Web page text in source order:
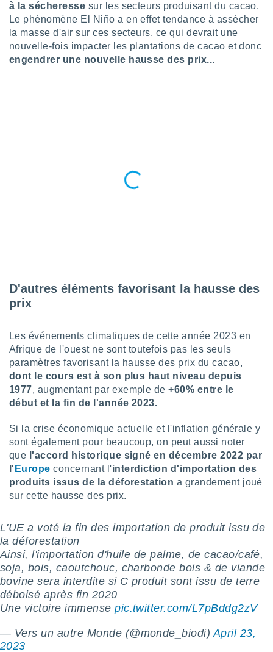
des
notre
le
en
ce site
sur
ce
à
en
«
» ou
de
nos
à la sécheresse sur les secteurs produisant du cacao.
Le phénomène El Niño a en effet tendance à assécher
la masse d'air sur ces secteurs, ce qui devrait une
nouvelle-fois impacter les plantations de cacao et donc
engendrer une nouvelle hausse des prix...
D'autres éléments favorisant la hausse des
prix
Les événements climatiques de cette année 2023 en
Afrique de l'ouest ne sont toutefois pas les seuls
paramètres favorisant la hausse des prix du cacao,
dont le cours est à son plus haut niveau depuis
1977, augmentant par exemple de+60% entre le
début et la fin de l'année 2023.
Si la crise économique actuelle et l'inflation générale y
sont également pour beaucoup, on peut aussi noter
que l'accord historique signé en décembre 2022 par
l' Europe concernant l'interdiction d'importation des
produits issus de la déforestation a grandement joué
sur cette hausse des prix.
L'UE a voté la fin des importation de produit issu de
la déforestation
Ainsi, l'importation d'huile de palme, de cacao/café,
soja, bois, caoutchouc, charbonde bois & de viande
bovine sera interdite si C produit sont issu de terre
déboisé après fin 2020
Une victoire immensepic.twitter.com/L7pBddg2zV
— Vers un autre Monde (@monde_biodi)April 23,
2023